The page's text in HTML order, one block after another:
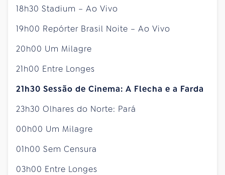
18h30 Stadium – Ao Vivo
19h00 Repórter Brasil Noite – Ao Vivo
20h00 Um Milagre
21h00 Entre Longes
21h30 Sessão de Cinema: A Flecha e a Farda
23h30 Olhares do Norte: Pará
00h00 Um Milagre
01h00 Sem Censura
03h00 Entre Longes